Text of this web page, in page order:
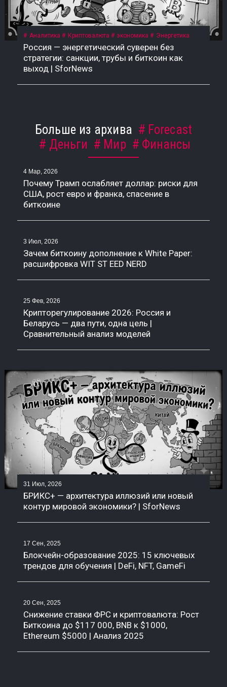
Аналитика Криптовалюта экономика Энергетика
Россия — энергетический суверен без
стратегии: санкции, трубы и биткоин как
выход | SforNews
Больше из архива
Forecast
Деньги
Мир Финансы
4 Мар, 2026
Почему Трамп ослабляет доллар: риски для
США, рост евро и франка, спасение в
биткоине
3 Июл, 2026
Зачем биткоину дополнение к White Paper:
расшифровка WIT ST EED NERD
25 Фев, 2026
Крипторегулирование 2026: Россия и
Беларусь — два пути, одна цель |
Сравнительный анализ моделей
31 Июл, 2026
БРИКС+ — архитектура иллюзий или новый
контур мировой экономики? | SforNews
17 Сен, 2025
Блокчейн-образование 2025: 15 ключевых
трендов для обучения | DeFi, NFT, GameFi
20 Сен, 2025
Снижение ставки ФРС и криптовалюта: Рост
Биткоина до $117 000, BNB к $1000,
Ethereum $5000 | Анализ 2025